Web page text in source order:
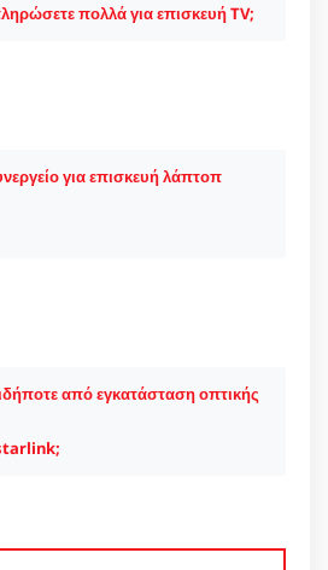
πολλά για επισκευή TV;
για επισκευή λάπτοπ
από εγκατάσταση οπτικής